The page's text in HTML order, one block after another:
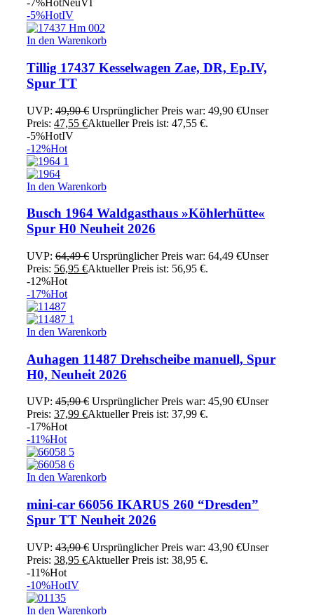
-7%HotNeuVI
-5%HotIV
In den Warenkorb
Tillig 17437 Kesselwagen Zae, DR, Ep.IV,
Spur TT
UVP: 49,90€ Ursprünglicher Preis war: 49,90 €Unser
Preis: 47,55 €Aktueller Preis ist: 47,55 €.
-5%HotIV
-12%Hot
In den Warenkorb
Busch 1964 Waldgasthaus »Köhlerhütte«
Spur H0 Neuheit 2026
UVP: 64,49€ Ursprünglicher Preis war: 64,49 €Unser
Preis: 56,95 €Aktueller Preis ist: 56,95 €.
-12%Hot
-17%Hot
In den Warenkorb
Auhagen 11487 Drehscheibe manuell, Spur
H0, Neuheit 2026
UVP: 45,90€ Ursprünglicher Preis war: 45,90 €Unser
Preis: 37,99 €Aktueller Preis ist: 37,99 €.
-17%Hot
-11%Hot
In den Warenkorb
mini-car 66056 IKARUS 260 “Dresden”
Spur TT Neuheit 2026
UVP: 43,90€ Ursprünglicher Preis war: 43,90 €Unser
Preis: 38,95 €Aktueller Preis ist: 38,95 €.
-11%Hot
-10%HotIV
In den Warenkorb